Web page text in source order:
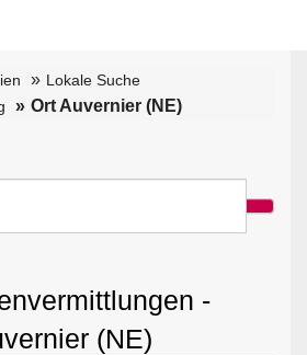
Lokale Suche
Ort Auvernier (NE)
-
(NE)